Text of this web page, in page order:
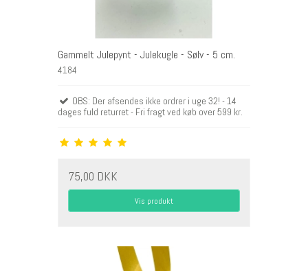
Gammelt Julepynt - Julekugle - Sølv - 5 cm.
4184
OBS: Der afsendes ikke ordrer i uge 32! - 14
dages fuld returret - Fri fragt ved køb over 599 kr.
75,00 DKK
Vis produkt